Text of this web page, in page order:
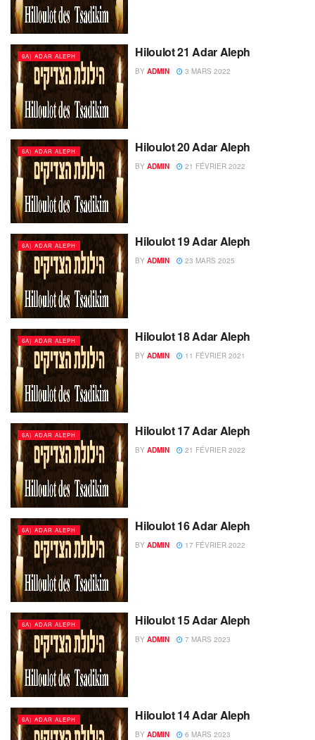
6A) ADAR ALEPH Hiloulot 21 Adar Aleph
BY ADMIN 3 MARS 2022
6A) ADAR ALEPH Hiloulot 20 Adar Aleph
BY ADMIN 21 FÉVRIER 2022
6A) ADAR ALEPH Hiloulot 19 Adar Aleph
BY ADMIN 23 MARS 2025
6A) ADAR ALEPH Hiloulot 18 Adar Aleph
BY ADMIN 11 FÉVRIER 2021
6A) ADAR ALEPH Hiloulot 17 Adar Aleph
BY ADMIN 21 FÉVRIER 2022
6A) ADAR ALEPH Hiloulot 16 Adar Aleph
BY ADMIN 17 FÉVRIER 2022
6A) ADAR ALEPH Hiloulot 15 Adar Aleph
BY ADMIN 7 MARS 2023
6A) ADAR ALEPH Hiloulot 14 Adar Aleph
BY ADMIN 6 MARS 2023